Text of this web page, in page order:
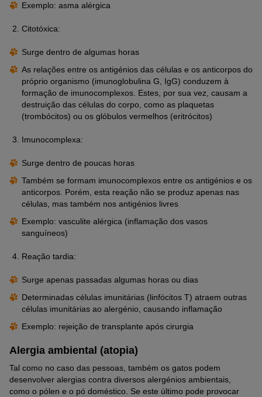
Exemplo: asma alérgica
Citotóxica:
Surge dentro de algumas horas
As relações entre os antigénios das células e os anticorpos do
próprio organismo (imunoglobulina G, IgG) conduzem à
formação de imunocomplexos. Estes, por sua vez, causam a
destruição das células do corpo, como as plaquetas
(trombócitos) ou os glóbulos vermelhos (eritrócitos)
Imunocomplexa:
Surge dentro de poucas horas
Também se formam imunocomplexos entre os antigénios e os
anticorpos. Porém, esta reação não se produz apenas nas
células, mas também nos antigénios livres
Exemplo: vasculite alérgica (inflamação dos vasos
sanguíneos)
Reação tardia:
Surge apenas passadas algumas horas ou dias
Determinadas células imunitárias (linfócitos T) atraem outras
células imunitárias ao alergénio, causando inflamação
Exemplo: rejeição de transplante após cirurgia
Alergia ambiental (atopia)
Tal como no caso das pessoas, também os gatos podem
desenvolver alergias contra diversos alergénios ambientais,
como o pólen e o pó doméstico. Se este último pode provocar